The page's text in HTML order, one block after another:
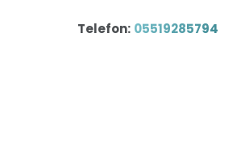
Telefon: 05519285794